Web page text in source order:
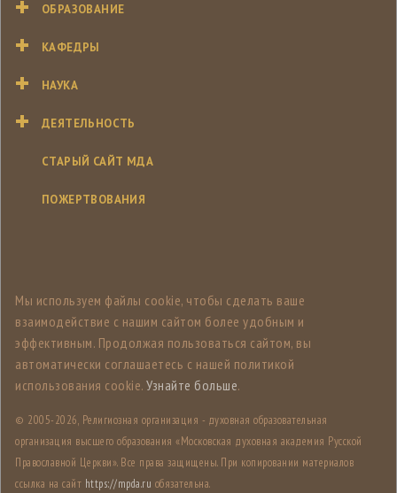
ОБРАЗОВАНИЕ
КАФЕДРЫ
НАУКА
ДЕЯТЕЛЬНОСТЬ
СТАРЫЙ САЙТ МДА
ПОЖЕРТВОВАНИЯ
Мы используем файлы cookie, чтобы сделать ваше
взаимодействие с нашим сайтом более удобным и
эффективным. Продолжая пользоваться сайтом, вы
автоматически соглашаетесь с нашей политикой
использования cookie. Узнайте больше.
© 2005-2026, Религиозная организация - духовная образовательная
организация высшего образования «Московская духовная академия Русской
Православной Церкви». Все права защищены. При копировании материалов
ссылка на сайт https://mpda.ru обязательна.